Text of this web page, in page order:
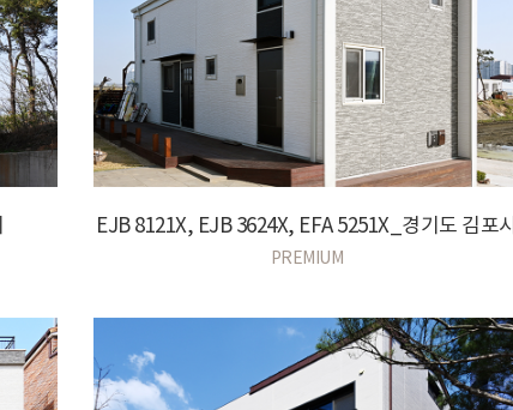
EJB 8121X, EJB 3624X, EFA 5251X_경기도 김포시
PREMIUM